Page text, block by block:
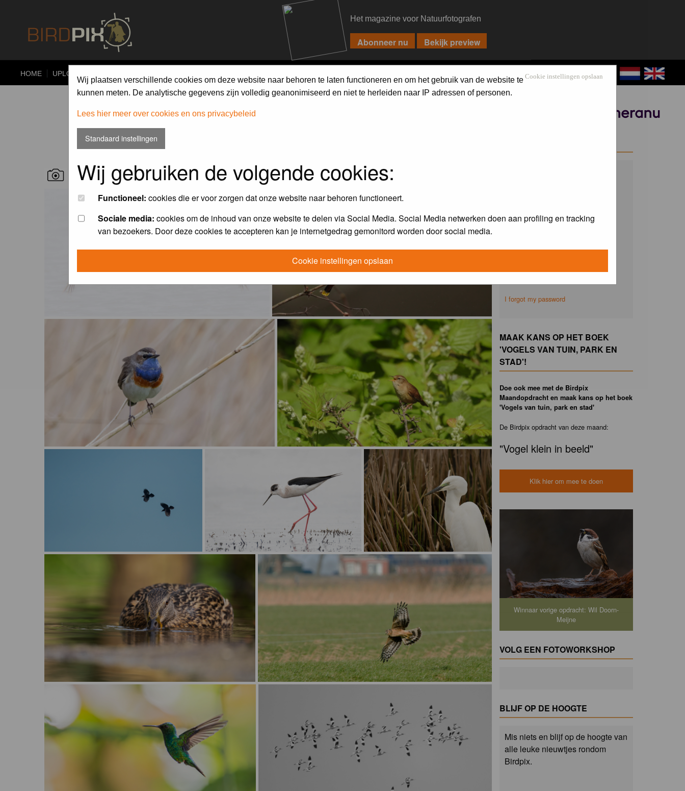
Het magazine voor Natuurfotografen
HOME UPLOAD Cookie instellingen opslaan
Wij plaatsen verschillende cookies om deze website naar behoren te laten functioneren en om het gebruik van de website te
kunnen meten. De analytische gegevens zijn volledig geanonimiseerd en niet te herleiden naar IP adressen of personen.
Lees hier meer over cookies en ons privacybeleid
Standaard instellingen
Wij gebruiken de volgende cookies:
Functioneel: cookies die er voor zorgen dat onze website naar behoren functioneert.
Sociale media: cookies om de inhoud van onze website te delen via Social Media. Social Media netwerken doen aan profiling en tracking
van bezoekers. Door deze cookies te accepteren kan je internetgedrag gemonitord worden door social media.
Cookie instellingen opslaan
RECENT BIRD PICS
I forgot my password
MAAK KANS OP HET BOEK
'VOGELS VAN TUIN, PARK EN
STAD'!
Doe ook mee met de Birdpix
Maandopdracht en maak kans op het boek
'Vogels van tuin, park en stad'
De Birdpix opdracht van deze maand:
"Vogel klein in beeld"
Klik hier om mee te doen
Winnaar vorige opdracht: Wil Doorn-
Meijne
VOLG EEN FOTOWORKSHOP
BLIJF OP DE HOOGTE
Mis niets en blijf op de hoogte van
alle leuke nieuwtjes rondom
Birdpix.